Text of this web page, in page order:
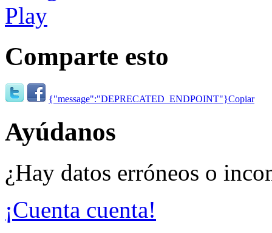
Comparte esto
{"message":"DEPRECATED_ENDPOINT"}Copiar
Ayúdanos
¿Hay datos erróneos o
¡Cuenta cuenta!